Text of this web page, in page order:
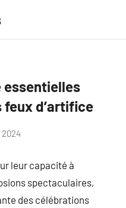
essentielles
feux d’artifice
2024
leur capacité à
spectaculaires,
des célébrations